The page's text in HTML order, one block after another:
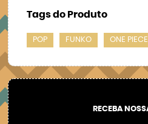
Tags do Produto
POP FUNKO ONE PIECE
RECEBA